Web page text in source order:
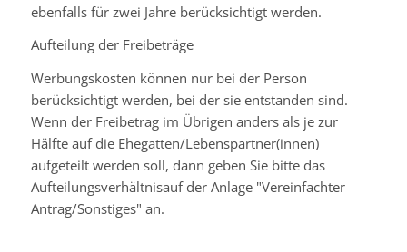
ebenfalls für zwei Jahre berücksichtigt werden.
Aufteilung der Freibeträge
Werbungskosten können nur bei der Person
berücksichtigt werden, bei der sie entstanden sind.
Wenn der Freibetrag im Übrigen anders als je zur
Hälfte auf die Ehegatten/Lebenspartner(innen)
aufgeteilt werden soll, dann geben Sie bitte das
Aufteilungsverhältnisauf der Anlage "Vereinfachter
Antrag/Sonstiges" an.